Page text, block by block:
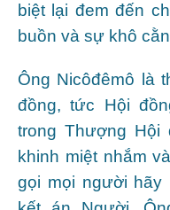
biệt lại đem đến
buồn và sự khô
Ông Nicôđêmô là
đồng, tức Hội
trong Thượng Hội
khinh miệt nhắm
gọi mọi người hãy